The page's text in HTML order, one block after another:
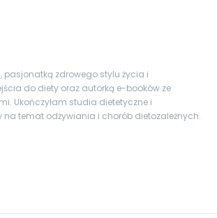
pasjonatką zdrowego stylu życia i
do diety oraz autorką e-booków ze
Ukończyłam studia dietetyczne i
na temat odżywiania i chorób dietozależnych.